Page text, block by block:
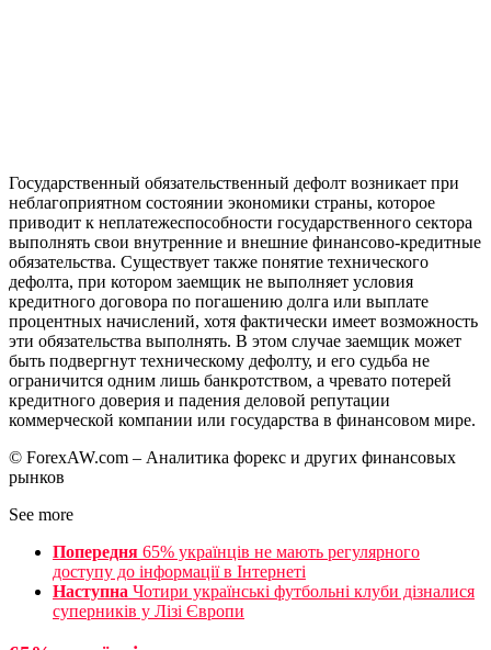
Государственный обязательственный дефолт возникает при
неблагоприятном состоянии экономики страны, которое
приводит к неплатежеспособности государственного сектора
выполнять свои внутренние и внешние финансово-кредитные
обязательства. Существует также понятие технического
дефолта, при котором заемщик не выполняет условия
кредитного договора по погашению долга или выплате
процентных начислений, хотя фактически имеет возможность
эти обязательства выполнять. В этом случае заемщик может
быть подвергнут техническому дефолту, и его судьба не
ограничится одним лишь банкротством, а чревато потерей
кредитного доверия и падения деловой репутации
коммерческой компании или государства в финансовом мире.
© ForexAW.com – Аналитика форекс и других финансовых
рынков
See more
Попередня 65% українців не мають регулярного
доступу до інформації в Інтернеті
Наступна Чотири українські футбольні клуби дізналися
суперників у Лізі Європи